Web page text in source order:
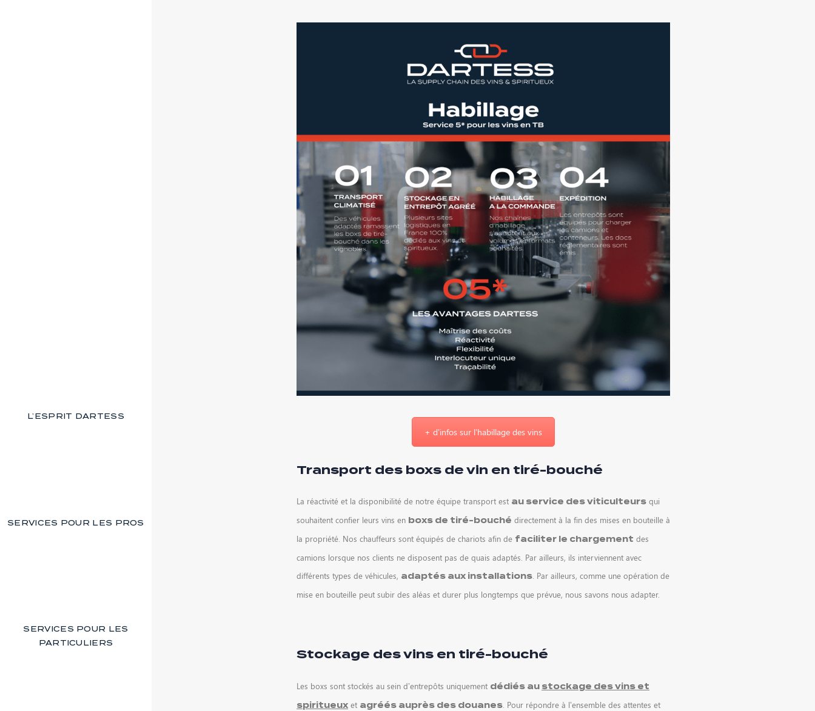
L’ESPRIT DARTESS
SERVICES POUR LES PROS
SERVICES POUR LES
PARTICULIERS
+ d'infos sur l'habillage des vins
Transport des boxs de vin en tiré-bouché
La réactivité et la disponibilité de notre équipe transport est au service des viticulteurs qui
souhaitent confier leurs vins en boxs de tiré-bouché directement à la fin des mises en bouteille à
la propriété. Nos chauffeurs sont équipés de chariots afin de faciliter le chargement des
camions lorsque nos clients ne disposent pas de quais adaptés. Par ailleurs, ils interviennent avec
différents types de véhicules, adaptés aux installations. Par ailleurs, comme une opération de
mise en bouteille peut subir des aléas et durer plus longtemps que prévue, nous savons nous adapter.
Stockage des vins en tiré-bouché
Les boxs sont stockés au sein d’entrepôts uniquement dédiés au stockage des vins et
spiritueux et agréés auprès des douanes . Pour répondre à l’ensemble des attentes et